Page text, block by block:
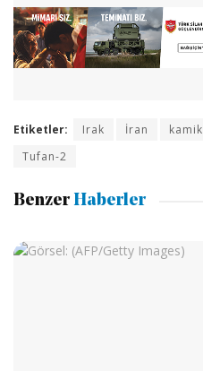
Etiketler: Irak İran
Tufan-2
Benzer Haberler